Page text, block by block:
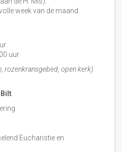
week van de maand
uur
rozenkransgebed, open kerk)
Bilt
Eucharistie en